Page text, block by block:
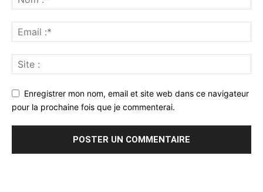
Enregistrer mon nom, email et site web dans ce navigateur
pour la prochaine fois que je commenterai.